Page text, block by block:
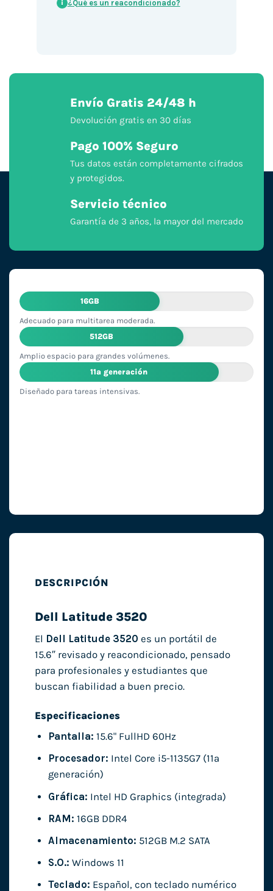
i ¿Qué es un reacondicionado?
Envío Gratis 24/48 h
Devolución gratis en 30 días
Pago 100% Seguro
Tus datos están completamente cifrados
y protegidos.
Servicio técnico
Garantía de 3 años, la mayor del mercado
16GB
Adecuado para multitarea moderada.
512GB
Amplio espacio para grandes volúmenes.
11ª generación
Diseñado para tareas intensivas.
DESCRIPCIÓN
Dell Latitude 3520
El Dell Latitude 3520 es un portátil de
15.6″ revisado y reacondicionado, pensado
para profesionales y estudiantes que
buscan fiabilidad a buen precio.
Especificaciones
Pantalla: 15.6" FullHD 60Hz
Procesador: Intel Core i5-1135G7 (11ª
generación)
Gráfica: Intel HD Graphics (integrada)
RAM: 16GB DDR4
Almacenamiento: 512GB M.2 SATA
S.O.: Windows 11
Teclado: Español, con teclado numérico